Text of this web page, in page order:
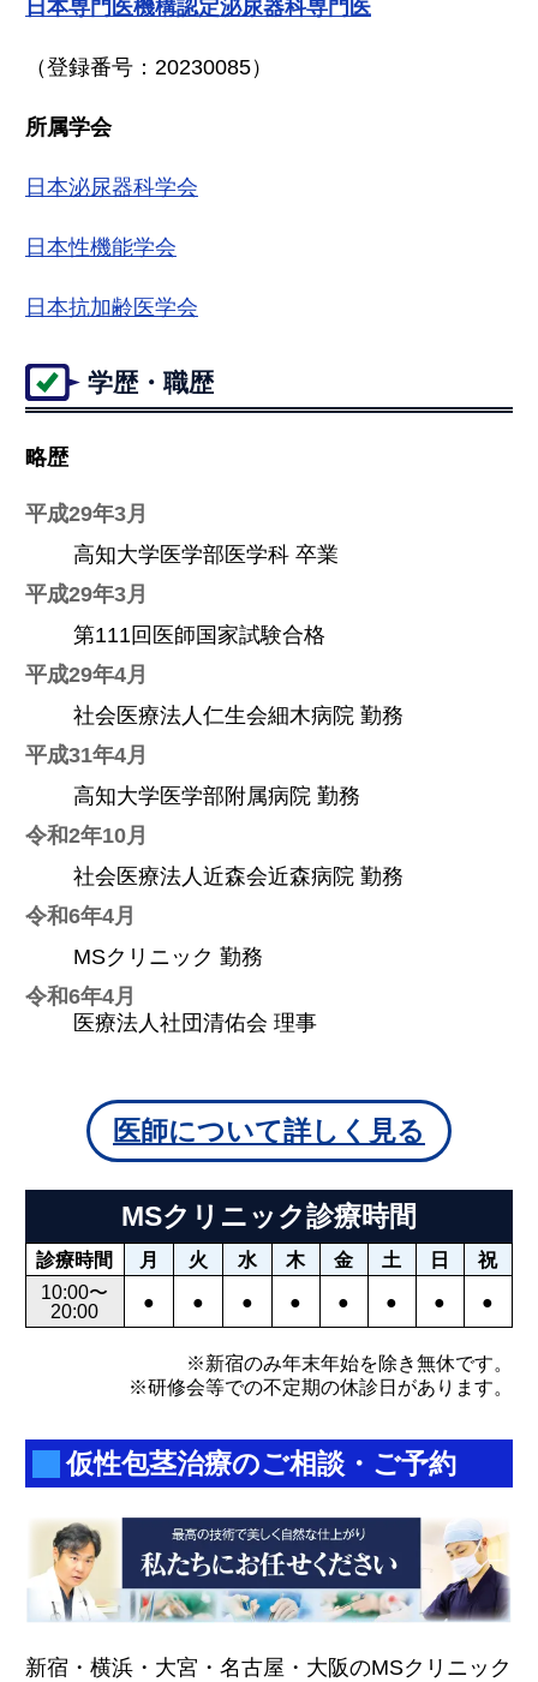
日本専門医機構認定泌尿器科専門医
（登録番号：20230085）
所属学会
日本泌尿器科学会
日本性機能学会
日本抗加齢医学会
学歴・職歴
略歴
平成29年3月
高知大学医学部医学科 卒業
平成29年3月
第111回医師国家試験合格
平成29年4月
社会医療法人仁生会細木病院 勤務
平成31年4月
高知大学医学部附属病院 勤務
令和2年10月
社会医療法人近森会近森病院 勤務
令和6年4月
MSクリニック 勤務
令和6年4月
医療法人社団清佑会 理事
医師について詳しく見る
MSクリニック診療時間
診療時間 月 火 水 木 金 土 日
祝
10:00〜
20:00
● ● ● ● ● ● ● ●
※新宿のみ年末年始を除き無休です。
※研修会等での不定期の休診日があります。
仮性包茎治療のご相談・ご予約
新宿・横浜・大宮・名古屋・大阪のMSクリニック